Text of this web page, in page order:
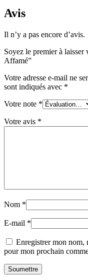
Avis
Il n’y a pas encore d’avis.
Soyez le premier à
Affamé”
Votre adresse e-mail ne
sont indiqués avec *
Votre note *
Votre avis *
Nom *
E-mail *
Enregistrer mon nom,
pour mon prochain